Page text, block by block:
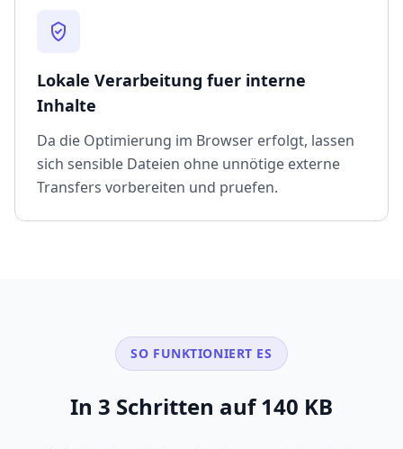
Lokale Verarbeitung fuer interne
Inhalte
Da die Optimierung im Browser erfolgt, lassen
sich sensible Dateien ohne unnötige externe
Transfers vorbereiten und pruefen.
SO FUNKTIONIERT ES
In 3 Schritten auf 140 KB